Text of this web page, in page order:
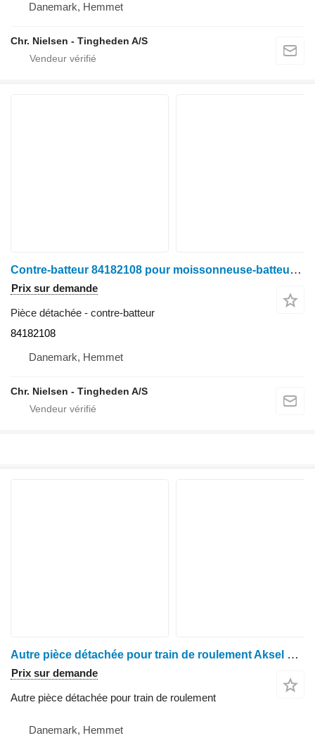
Danemark, Hemmet
Chr. Nielsen - Tingheden A/S
Contre-batteur 84182108 pour moissonneuse-batteuse Case 8010
Prix sur demande
Pièce détachée - contre-batteur
84182108
Danemark, Hemmet
Chr. Nielsen - Tingheden A/S
Autre pièce détachée pour train de roulement Aksel pour tracteur à roues Case MX170
Prix sur demande
Autre pièce détachée pour train de roulement
Danemark, Hemmet